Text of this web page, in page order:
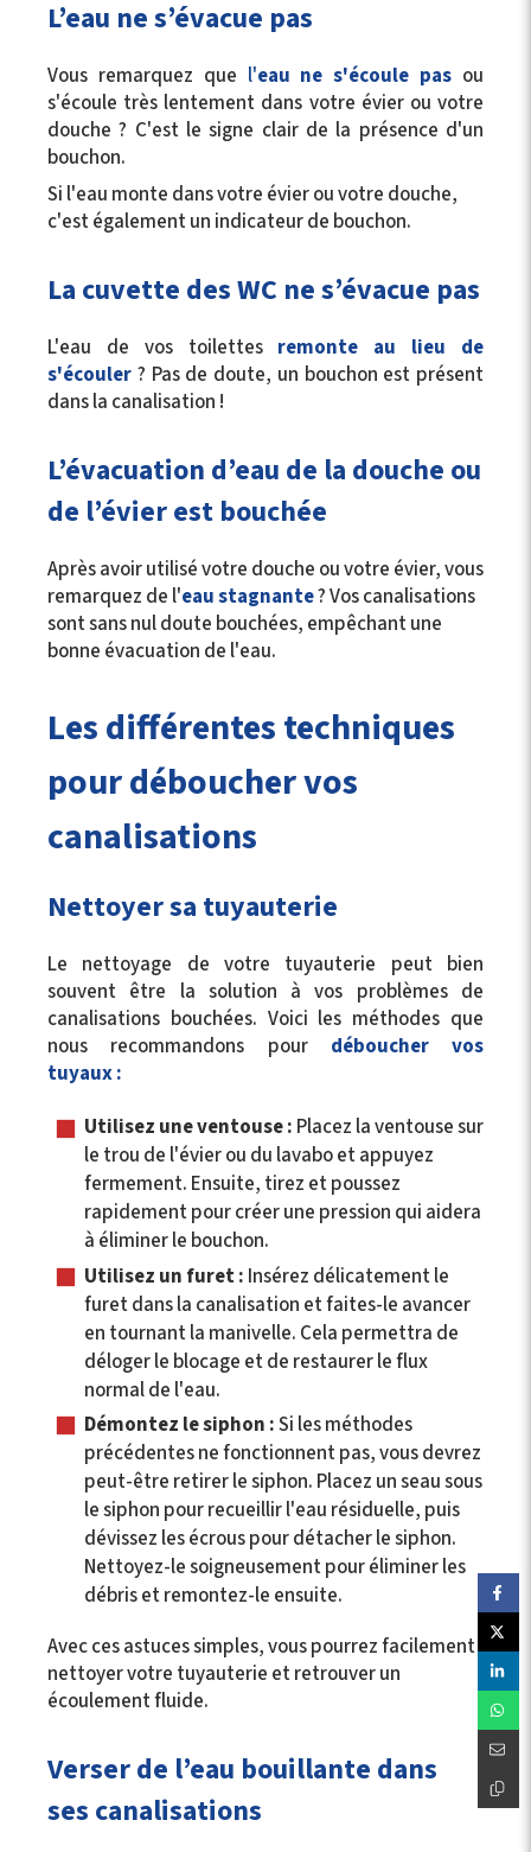
L’eau ne s’évacue pas
Vous remarquez que l'eau ne s'écoule pas ou
s'écoule très lentement dans votre évier ou votre
douche ? C'est le signe clair de la présence d'un
bouchon.
Si l'eau monte dans votre évier ou votre douche,
c'est également un indicateur de bouchon.
La cuvette des WC ne s’évacue pas
L'eau de vos toilettes remonte au lieu de
s'écouler ? Pas de doute, un bouchon est présent
dans la canalisation !
L’évacuation d’eau de la douche ou
de l’évier est bouchée
Après avoir utilisé votre douche ou votre évier, vous
remarquez de l'eau stagnante? Vos canalisations
sont sans nul doute bouchées, empêchant une
bonne évacuation de l'eau.
Les différentes techniques
pour déboucher vos
canalisations
Nettoyer sa tuyauterie
Le nettoyage de votre tuyauterie peut bien
souvent être la solution à vos problèmes de
canalisations bouchées. Voici les méthodes que
nous recommandons pour déboucher vos
tuyaux :
Utilisez une ventouse : Placez la ventouse sur
le trou de l'évier ou du lavabo et appuyez
fermement. Ensuite, tirez et poussez
rapidement pour créer une pression qui aidera
à éliminer le bouchon.
Utilisez un furet : Insérez délicatement le
furet dans la canalisation et faites-le avancer
en tournant la manivelle. Cela permettra de
déloger le blocage et de restaurer le flux
normal de l'eau.
Démontez le siphon :Si les méthodes
précédentes ne fonctionnent pas, vous devrez
peut-être retirer le siphon. Placez un seau sous
le siphon pour recueillir l'eau résiduelle, puis
dévissez les écrous pour détacher le siphon.
Nettoyez-le soigneusement pour éliminer les
débris et remontez-le ensuite.
Avec ces astuces simples, vous pourrez facilement
nettoyer votre tuyauterie et retrouver un
écoulement fluide.
Verser de l’eau bouillante dans
ses canalisations